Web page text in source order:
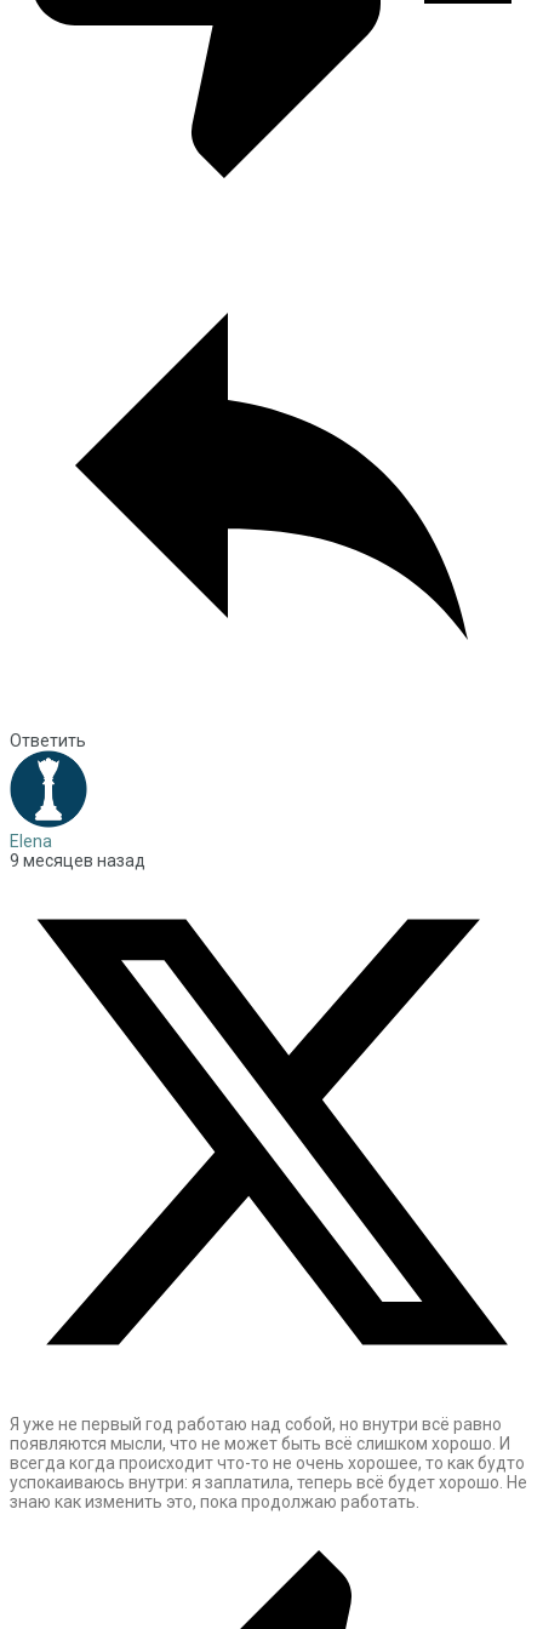
Ответить
Elena
9 месяцев назад
Я уже не первый год работаю над собой, но внутри всё равно
появляются мысли, что не может быть всё слишком хорошо. И
всегда когда происходит что-то не очень хорошее, то как будто
успокаиваюсь внутри: я заплатила, теперь всё будет хорошо. Не
знаю как изменить это, пока продолжаю работать.